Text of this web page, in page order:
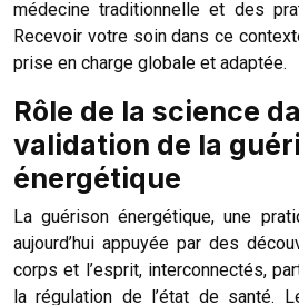
médecine traditionnelle et des
Recevoir votre soin dans ce
prise en charge globale et adaptée.
Rôle de la science
validation de la
énergétique
La guérison énergétique, une
aujourd’hui appuyée par des
corps et l’esprit, interconnectés,
la régulation de l’état de santé.